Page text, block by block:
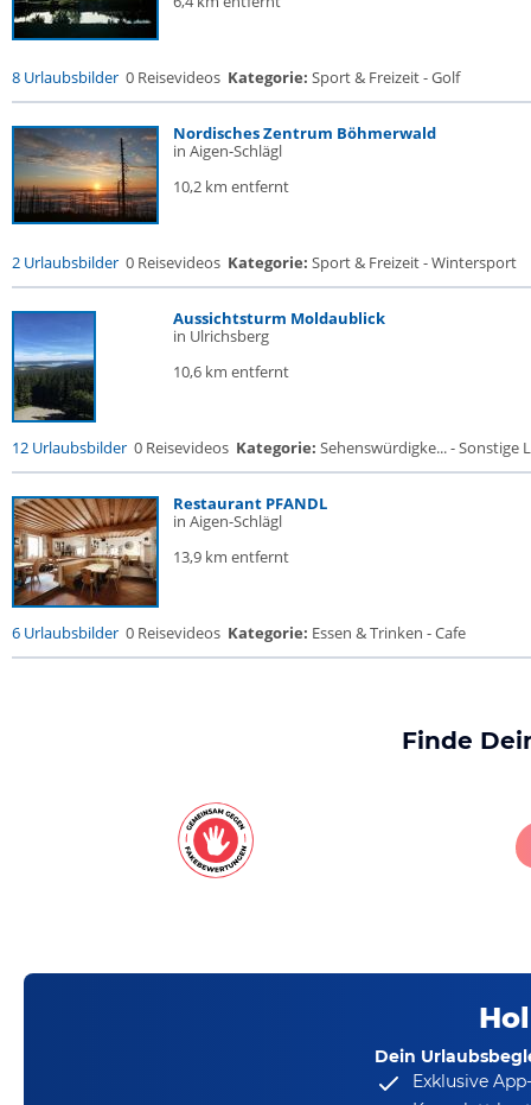
8 Urlaubsbilder 0 Reisevideos Kategorie: Sport & Freizeit - Golf
Nordisches Zentrum Böhmerwald
in Aigen-Schlägl
10,2 km entfernt
2 Urlaubsbilder 0 Reisevideos Kategorie: Sport & Freizeit - Wintersport
Aussichtsturm Moldaublick
in Ulrichsberg
10,6 km entfernt
12 Urlaubsbilder 0 Reisevideos Kategorie: Sehenswürdigke... - Sonstige
Restaurant PFANDL
in Aigen-Schlägl
13,9 km entfernt
6 Urlaubsbilder 0 Reisevideos Kategorie: Essen & Trinken - Cafe
Finde
Dein
Exklusive